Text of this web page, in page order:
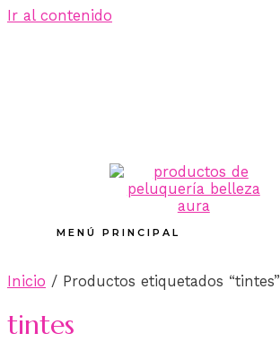
Ir al contenido
MENÚ PRINCIPAL
Inicio / Productos etiquetados “tintes”
tintes